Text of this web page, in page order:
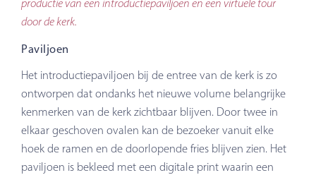
productie van een introductiepaviljoen en een virtuele tour
door de kerk.
Paviljoen
Het introductiepaviljoen bij de entree van de kerk is zo
ontworpen dat ondanks het nieuwe volume belangrijke
kenmerken van de kerk zichtbaar blijven. Door twee in
elkaar geschoven ovalen kan de bezoeker vanuit elke
hoek de ramen en de doorlopende fries blijven zien. Het
paviljoen is bekleed met een digitale print waarin een